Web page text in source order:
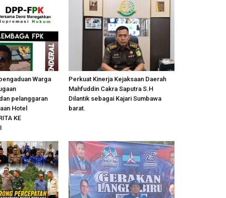
Warga
pelanggaran
Hotel
KE
Perkuat Kinerja Kejaksaan Daerah
Mahfuddin Cakra Saputra S.H
Dilantik sebagai Kajari Sumbawa
barat.